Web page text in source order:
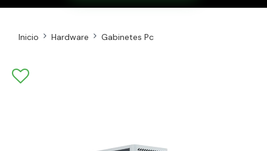
Inicio Hardware Gabinetes Pc